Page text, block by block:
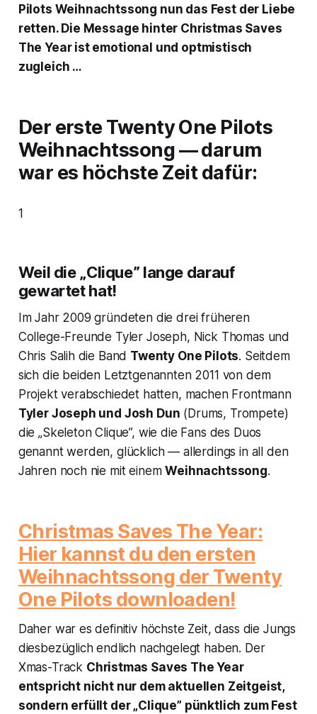
Pilots Weihnachtssong nun das Fest der Liebe
retten. Die Message hinter Christmas Saves
The Yearist emotional und optmistisch
zugleich …
Der erste Twenty One Pilots
Weihnachtssong — darum
war es höchste Zeit dafür:
1
Weil die „Clique” lange darauf
gewartet hat!
Im Jahr 2009 gründeten die drei früheren
College-Freunde Tyler Joseph, Nick Thomas und
Chris Salih die Band Twenty One Pilots. Seitdem
sich die beiden Letztgenannten 2011 von dem
Projekt verabschiedet hatten, machen Frontmann
Tyler Joseph und Josh Dun (Drums, Trompete)
die „Skeleton Clique”, wie die Fans des Duos
genannt werden, glücklich — allerdings in all den
Jahren noch nie mit einemWeihnachtssong.
Christmas Saves The Year:
Hier kannst du den ersten
Weihnachtssong der Twenty
One Pilots downloaden!
Daher war es definitiv höchste Zeit, dass die Jungs
diesbezüglich endlich nachgelegt haben. Der
Xmas-Track Christmas Saves The Year
entspricht nicht nur dem aktuellen Zeitgeist,
sondern erfüllt der „Clique” pünktlich zum Fest